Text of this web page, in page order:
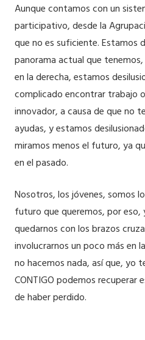
ACTUALIDAD
Aunque contamos con un
participativo, desde la
que no es suficiente. Estamos
panorama actual que
en la derecha, estamos
complicado encontrar trabajo
innovador, a causa de que no
ayudas, y estamos
miramos menos el futuro, ya
en el pasado.
Nosotros, los jóvenes, somos
futuro que queremos, por
quedarnos con los brazos
involucrarnos un poco más en
no hacemos nada, así que, yo
CONTIGO podemos recuperar
de haber perdido.